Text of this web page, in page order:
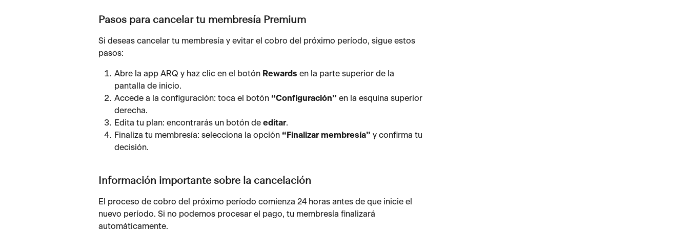
Pasos para cancelar tu membresía Premium
Si deseas cancelar tu membresía y evitar el cobro del próximo período, sigue estos
pasos:
Abre la app ARQ y haz clic en el botón Rewards en la parte superior de la
pantalla de inicio.
Accede a la configuración: toca el botón “Configuración” en la esquina superior
derecha.
Edita tu plan: encontrarás un botón de editar.
Finaliza tu membresía: selecciona la opción “Finalizar membresía” y confirma tu
decisión.
Información importante sobre la cancelación
El proceso de cobro del próximo período comienza 24 horas antes de que inicie el
nuevo período. Si no podemos procesar el pago, tu membresía finalizará
automáticamente.